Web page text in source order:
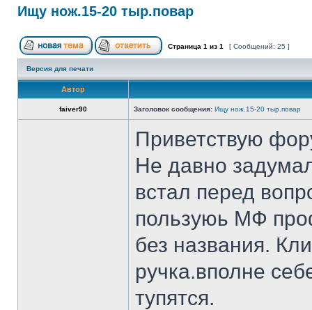
Ищу нож.15-20 тыр.повар
Страница 1 из 1 [ Сообщений: 25 ]
Версия для печати
Автор
faiver90 Заголовок сообщения: Ищу нож.15-20 тыр.повар
Приветствую
Не давно
встал перед
пользуюь МФ
без названия.
ручка.вполне
тупятся.